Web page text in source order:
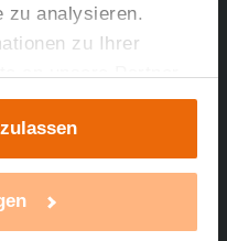
zu analysieren.
zu Ihrer
an unsere Partner
und Analysen weiter.
Informationen
Daten zusammen,
oder die sie im
bei einem